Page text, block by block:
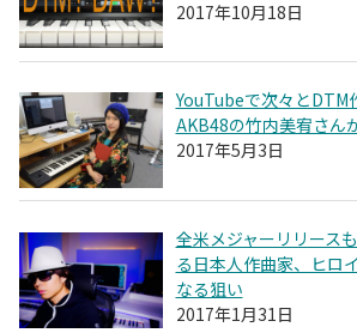
2017年10月18日
YouTubeで次々とDTM
AKB48の竹内美宥さん
2017年5月3日
全米メジャーリリース
る日本人作曲家、ヒロ
なる狙い
2017年1月31日